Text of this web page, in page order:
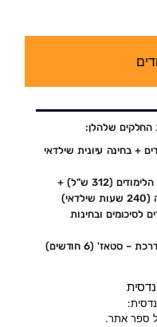
שלהלן:
+ בחינה עיונית שילדאי
שלב ב' – לימוד משולב: מוסד הלימודים (312 ש"ל) +
לסיכומים ובחינות
שלב ד' – התנסות מעשית מודרכת – סטאז' (6 חודשים)
ספר אתר.